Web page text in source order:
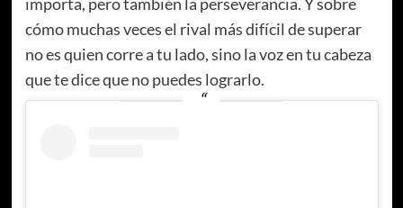
cómo muchas veces el rival más difícil de superar
no es quien corre a tu lado, sino la voz en tu cabeza
que te dice que no puedes lograrlo.